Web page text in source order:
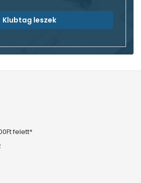
Klubtag leszek
felett*